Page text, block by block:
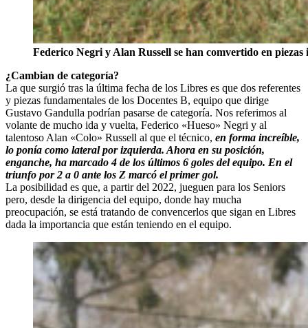
Federico Negri y Alan Russell se han comvertido en
¿Cambian de categoría?
La que surgió tras la última fecha de los Libres es que dos referentes
y piezas fundamentales de los Docentes B, equipo que dirige
Gustavo Gandulla podrían pasarse de categoría. Nos referimos al
volante de mucho ida y vuelta, Federico «Hueso» Negri y al
talentoso Alan «Colo» Russell al que el técnico, en forma increíble,
lo ponía como lateral por izquierda. Ahora en su posición,
enganche, ha marcado 4 de los últimos 6 goles del equipo. En el
triunfo por 2 a 0 ante los Z marcó el primer gol.
La posibilidad es que, a partir del 2022, jueguen para los Seniors
pero, desde la dirigencia del equipo, donde hay mucha
preocupación, se está tratando de convencerlos que sigan en Libres
dada la importancia que están teniendo en el equipo.